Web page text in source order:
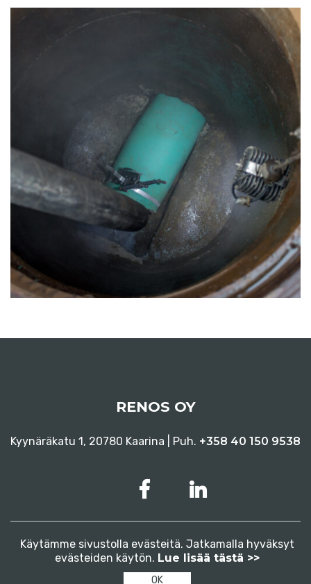
Käytämme sivustolla evästeitä. Jatkamalla hyväksyt
evästeiden käytön. Lue lisää tästä >>
OK
RENOS OY
Kyynäräkatu 1, 20780 Kaarina | Puh. +358 40 150 9538
Tietosuojaseloste Evästeet